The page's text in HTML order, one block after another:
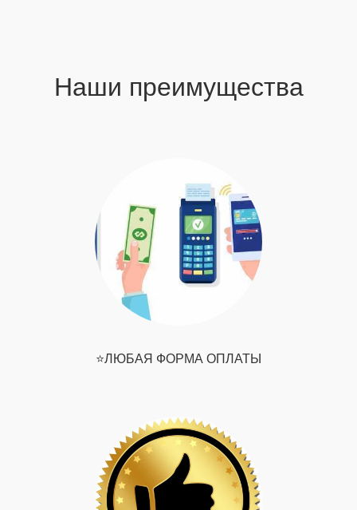
Наши преимущества
⭐️ЛЮБАЯ ФОРМА ОПЛАТЫ